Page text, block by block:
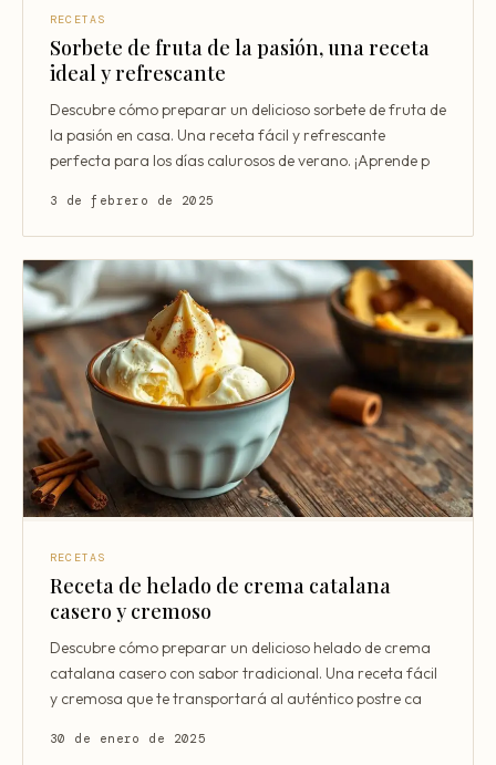
RECETAS
Sorbete de fruta de la pasión, una receta
ideal y refrescante
Descubre cómo preparar un delicioso sorbete de fruta de
la pasión en casa. Una receta fácil y refrescante
perfecta para los días calurosos de verano. ¡Aprende p
3 de febrero de 2025
RECETAS
Receta de helado de crema catalana
casero y cremoso
Descubre cómo preparar un delicioso helado de crema
catalana casero con sabor tradicional. Una receta fácil
y cremosa que te transportará al auténtico postre ca
30 de enero de 2025